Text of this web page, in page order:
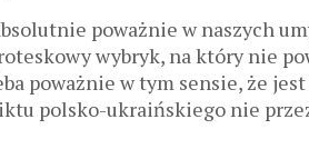
poważnie w naszych
wybryk, na który nie
poważnie w tym sensie, że
polsko-ukraińskiego nie